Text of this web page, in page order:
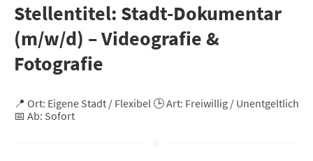
Stellentitel: Stadt-Dokumentar
(m/w/d) – Videografie &
Fotografie
📍 Ort: Eigene Stadt / Flexibel 🕒 Art: Freiwillig / Unentgeltlich
📅 Ab: Sofort